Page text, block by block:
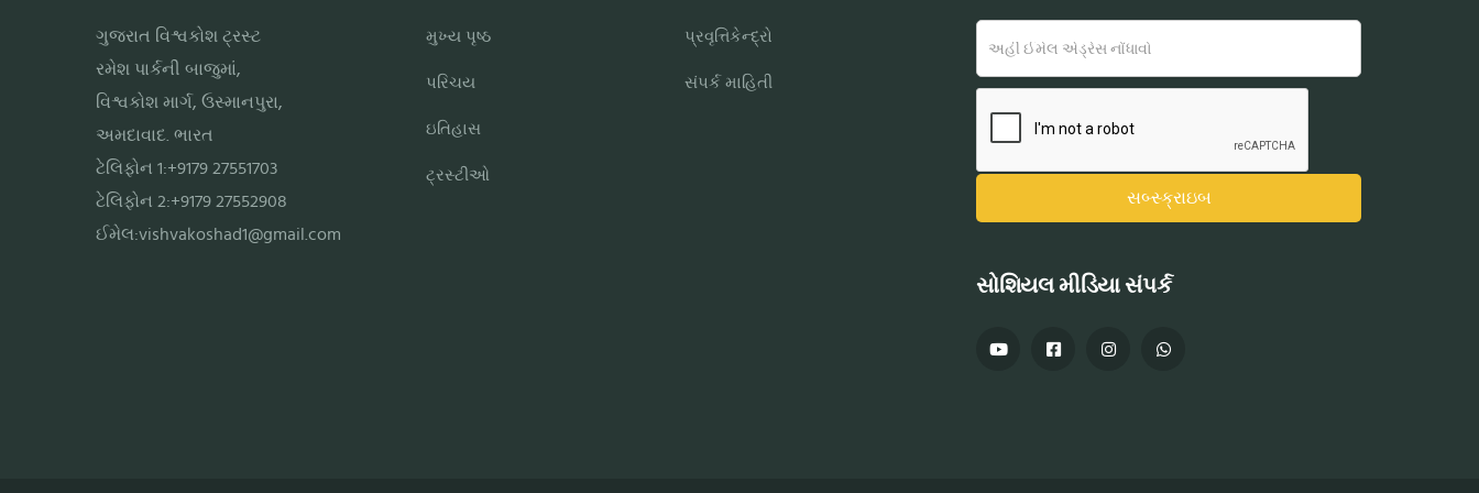
ગુજરાત વિશ્વકોશ ટ્રસ્ટ
રમેશ પાર્કની બાજુમાં,
વિશ્વકોશ માર્ગ, ઉસ્માનપુરા,
અમદાવાદ. ભારત
ટેલિફોન 1:+9179 27551703
ટેલિફોન 2:+9179 27552908
ઈમેલ:vishvakoshad1@gmail.com
મુખ્ય પૃષ્ઠ
પરિચય
ઇતિહાસ
ટ્રસ્ટીઓ
પ્રવૃત્તિકેન્દ્રો
સંપર્ક માહિતી
સોશિયલ મીડિયા સંપર્ક